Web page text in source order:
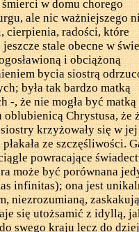
w domu chorego
ale nic ważniejszego
cierpienia, radości, które
stale obecne w
i obciążoną
bycia siostrą
była tak bardzo matką
-, że nie mogła być matką
Chrystusa, że
krzyżowały się w
ze szczęśliwości.
powracające
może być porównana
infinitas); ona jest
niezrozumianą,
się utożsamić z idyllą,
swego kraju leczdo